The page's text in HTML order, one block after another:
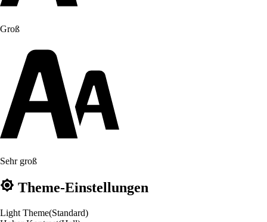
Groß
Sehr groß
Theme-Einstellungen
Light Theme(Standard)